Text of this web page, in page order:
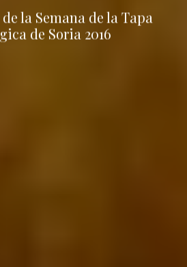
la Semana de la Tapa
de Soria 2016